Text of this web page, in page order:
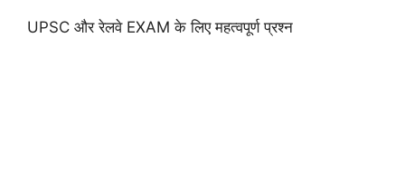
UPSC और रेलवे EXAM के लिए महत्वपूर्ण प्रश्न